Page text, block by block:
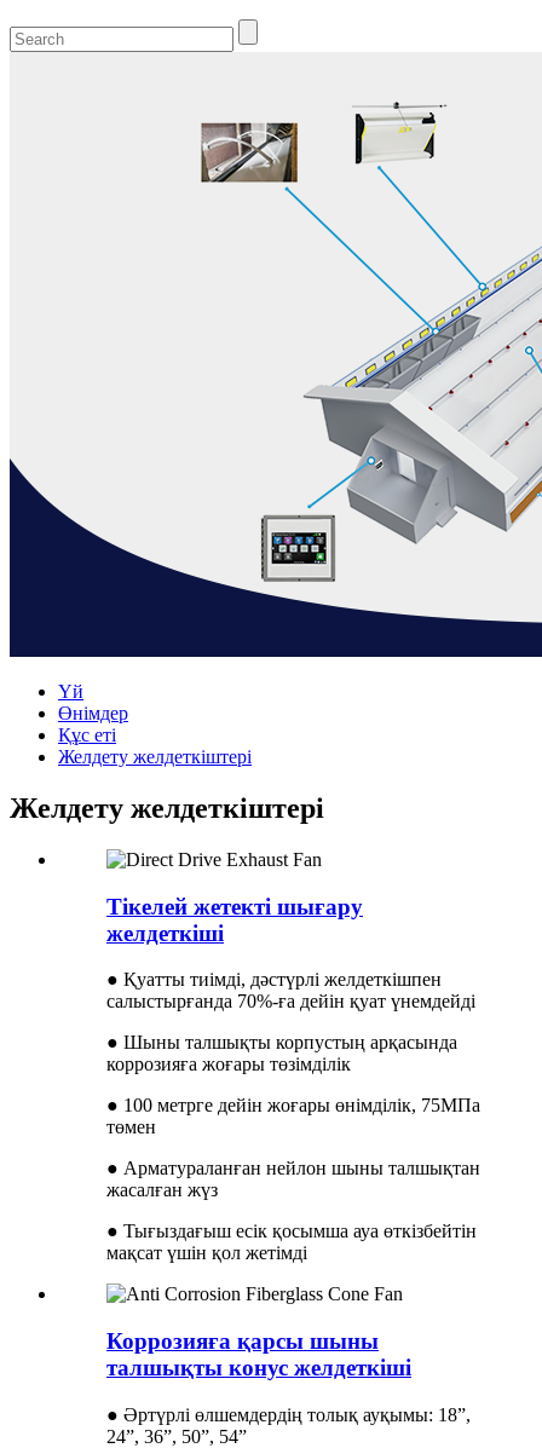
Үй
Өнімдер
Құс еті
Желдету желдеткіштері
Желдету желдеткіштері
Тікелей жетекті шығару
желдеткіші
● Қуатты тиімді, дәстүрлі желдеткішпен
салыстырғанда 70%-ға дейін қуат үнемдейді
● Шыны талшықты корпустың арқасында
коррозияға жоғары төзімділік
● 100 метрге дейін жоғары өнімділік, 75МПа
төмен
● Арматураланған нейлон шыны талшықтан
жасалған жүз
● Тығыздағыш есік қосымша ауа өткізбейтін
мақсат үшін қол жетімді
Коррозияға қарсы шыны
талшықты конус желдеткіші
● Әртүрлі өлшемдердің толық ауқымы: 18”,
24”, 36”, 50”, 54”